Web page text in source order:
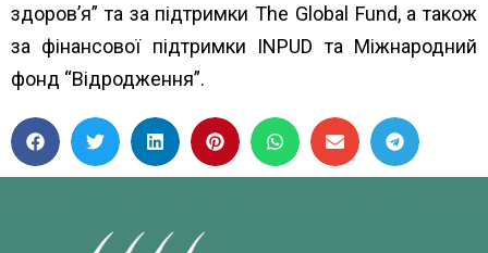
здоров’я”та за підтримки The Global Fund, а також
за фінансової підтримки INPUD та Міжнародний
фонд “Відродження”.